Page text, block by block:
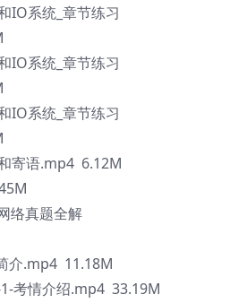
系统_章节练习
系统_章节练习
系统_章节练习
语.mp4 6.12M
络真题全解
.mp4 11.18M
情介绍.mp4 33.19M